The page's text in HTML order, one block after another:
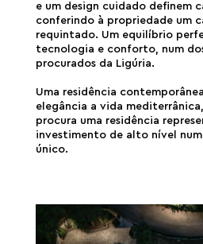
e um design cuidado definem
conferindo à propriedade um
requintado. Um equilíbrio
tecnologia e conforto, num
procurados da Ligúria.
Uma residência
elegância a vida
procura uma residência
investimento de alto nível
único.